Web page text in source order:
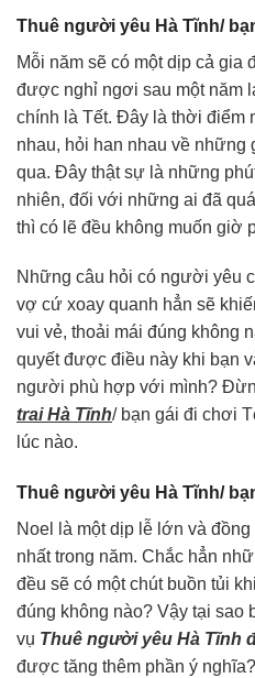
Thuê người yêu Hà Tĩnh/
Mỗi năm sẽ có một dịp cả gia
được nghỉ ngơi sau một năm
chính là Tết. Đây là thời điểm
nhau, hỏi han nhau về những
qua. Đây thật sự là những
nhiên, đối với những ai đã
thì có lẽ đều không muốn giờ
Những câu hỏi có người yêu
vợ cứ xoay quanh hẳn sẽ
vui vẻ, thoải mái đúng không
quyết được điều này khi bạn
người phù hợp với mình?
trai Hà Tĩnh/ bạn gái đi chơi
lúc nào.
Thuê người yêu Hà Tĩnh/
Noel là một dịp lễ lớn và
nhất trong năm. Chắc hẳn
đều sẽ có một chút buồn tủi
đúng không nào? Vậy tại sao
vụ Thuê người yêu Hà Tĩnh
được tăng thêm phần ý